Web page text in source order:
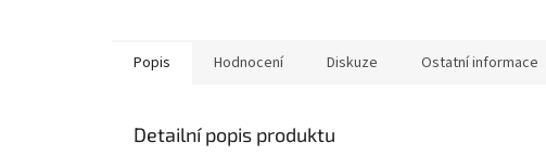
Popis Hodnocení Diskuze Ostatní informace
Detailní popis produktu